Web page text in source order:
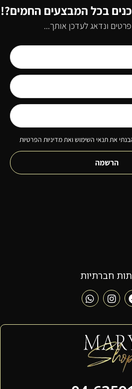
בכל המבצעים החמים?!
ונדאג לעדכן אותך...
את תנאי השימוש ואת מדיניות הפרטיות
הרשמה
חברתיות